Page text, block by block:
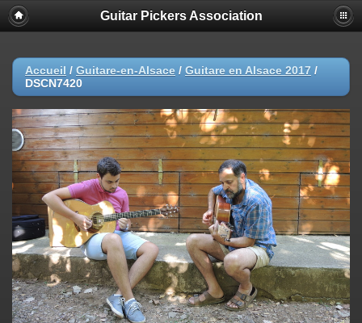
Guitar Pickers Association
Accueil / Guitare-en-Alsace / Guitare en Alsace 2017 /
DSCN7420